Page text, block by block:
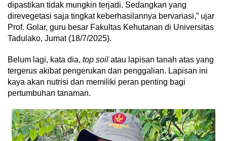
dipastikan tidak mungkin terjadi. Sedangkan yang
direvegetasi saja tingkat keberhasilannya bervariasi,” ujar
Prof. Golar, guru besar Fakultas Kehutanan di Universitas
Tadulako, Jumat (18/7/2025).
Belum lagi, kata dia, top soil atau lapisan tanah atas yang
tergerus akibat pengerukan dan penggalian. Lapisan ini
kaya akan nutrisi dan memiliki peran penting bagi
pertumbuhan tanaman.